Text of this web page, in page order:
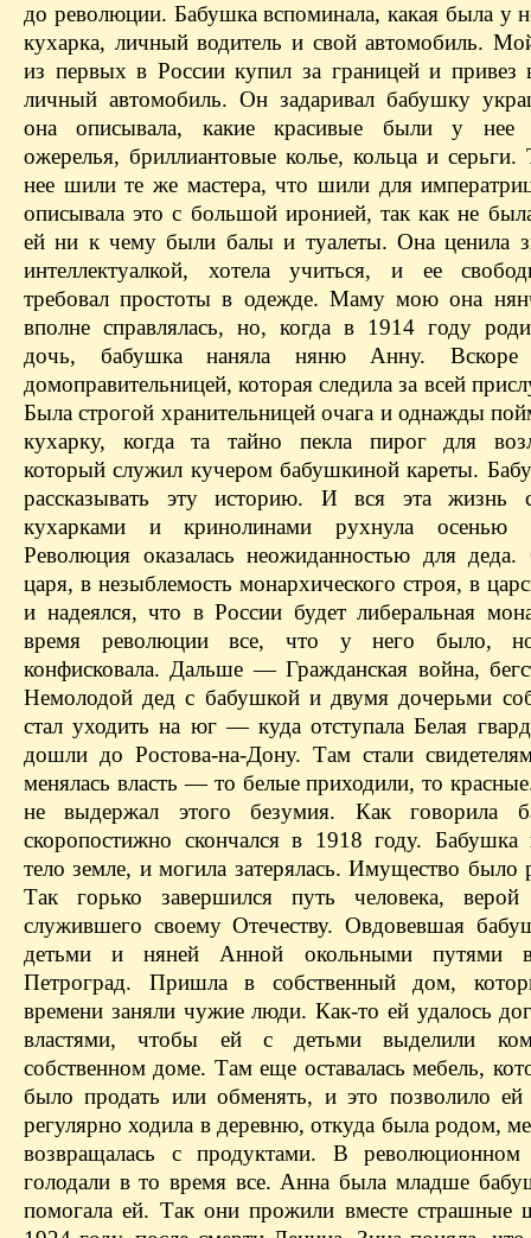
до революции. Бабушка вспоминала, какая была у
кухарка, личный водитель и свой автомобиль.
из первых в России купил за границей и привез
личный автомобиль. Он задаривал бабушку
она описывала, какие красивые были у нее
ожерелья, бриллиантовые колье, кольца и серьги.
нее шили те же мастера, что шили для
описывала это с большой иронией, так как не
ей ни к чему были балы и туалеты. Она ценила
интеллектуалкой, хотела учиться, и ее
требовал простоты в одежде. Маму мою она
вполне справлялась, но, когда в 1914 году
дочь, бабушка наняла няню Анну. Вскоре
домоправительницей, которая следила за всей
Была строгой хранительницей очага и однажды
кухарку, когда та тайно пекла пирог для
который служил кучером бабушкиной кареты.
рассказывать эту историю. И вся эта жизнь
кухарками и кринолинами рухнула осенью
Революция оказалась неожиданностью для
царя, в незыблемость монархического строя, в
и надеялся, что в России будет либеральная
время революции все, что у него было,
конфисковала. Дальше — Гражданская война,
Немолодой дед с бабушкой и двумя дочерьми
стал уходить на юг — куда отступала Белая
дошли до Ростова-на-Дону. Там стали
менялась власть — то белые приходили, то
не выдержал этого безумия. Как говорила
скоропостижно скончался в 1918 году. Бабушка
тело земле, и могила затерялась. Имущество было
Так горько завершился путь человека,
служившего своему Отечеству. Овдовевшая
детьми и няней Анной окольными путями
Петроград. Пришла в собственный дом,
времени заняли чужие люди. Как-то ей удалось
властями, чтобы ей с детьми выделили
собственном доме. Там еще оставалась мебель,
было продать или обменять, и это позволило
регулярно ходила в деревню, откуда была родом,
возвращалась с продуктами. В революционном
голодали в то время все. Анна была младше
помогала ей. Так они прожили вместе страшные